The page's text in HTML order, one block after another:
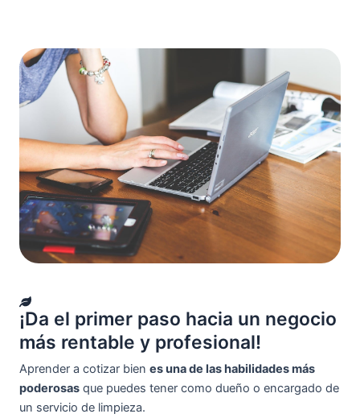
¡Da el primer paso hacia un negocio
más rentable y profesional!
Aprender a cotizar bien es una de las habilidades más
poderosas que puedes tener como dueño o encargado de
un servicio de limpieza.